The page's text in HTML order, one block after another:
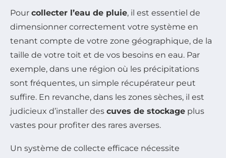
Pour collecter l’eau de pluie, il est essentiel de
dimensionner correctement votre système en
tenant compte de votre zone géographique, de la
taille de votre toit et de vos besoins en eau. Par
exemple, dans une région où les précipitations
sont fréquentes, un simple récupérateur peut
suffire. En revanche, dans les zones sèches, il est
judicieux d’installer des cuves de stockage plus
vastes pour profiter des rares averses.
Un système de collecte efficace nécessite